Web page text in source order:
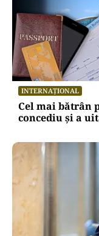
INTERNAȚIONAL
Cel mai bătrân
concediu și a